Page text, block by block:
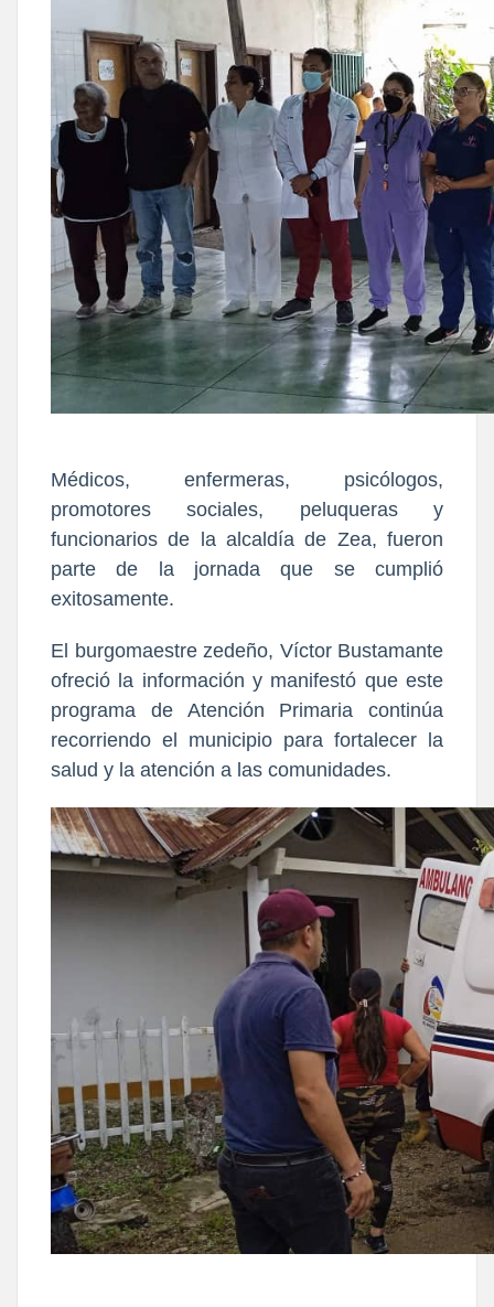
Médicos, enfermeras, psicólogos,
promotores sociales, peluqueras y
funcionarios de la alcaldía de Zea, fueron
parte de la jornada que se cumplió
exitosamente.
El burgomaestre zedeño, Víctor Bustamante
ofreció la información y manifestó que este
programa de Atención Primaria continúa
recorriendo el municipio para fortalecer la
salud y la atención a las comunidades.